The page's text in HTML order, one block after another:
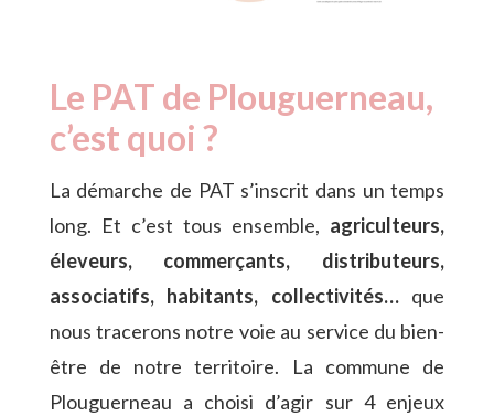
Le PAT de Plouguerneau,
c’est quoi ?
La démarche de PAT s’inscrit dans un temps
long. Et c’est tous ensemble, agriculteurs,
éleveurs, commerçants, distributeurs,
associatifs, habitants, collectivités…que
nous tracerons notre voie au service du bien-
être de notre territoire. La commune de
Plouguerneau a choisi d’agir sur 4 enjeux